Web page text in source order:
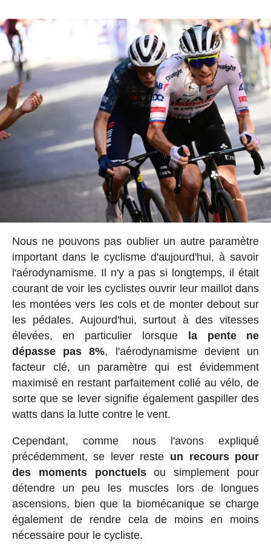
Nous ne pouvons pas oublier un autre paramètre
important dans le cyclisme d'aujourd'hui, à savoir
l'aérodynamisme. Il n'y a pas si longtemps, il était
courant de voir les cyclistes ouvrir leur maillot dans
les montées vers les cols et de monter debout sur
les pédales. Aujourd'hui, surtout à des vitesses
élevées, en particulier lorsque
la pente ne
dépasse pas 8%, l'aérodynamisme devient un
facteur clé, un paramètre qui est évidemment
maximisé en restant parfaitement collé au vélo, de
sorte que se lever signifie également gaspiller des
watts dans la lutte contre le vent.
Cependant, comme nous l'avons expliqué
précédemment, se lever reste un recours pour
des moments ponctuelsou simplement pour
détendre un peu les muscles lors de longues
ascensions, bien que la biomécanique se charge
également de rendre cela de moins en moins
nécessaire pour le cycliste.